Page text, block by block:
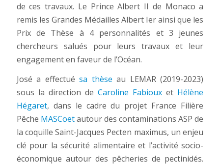
de ces travaux. Le Prince Albert II de Monaco a
remis les Grandes Médailles Albert Ier ainsi que les
Prix de Thèse à 4 personnalités et 3 jeunes
chercheurs salués pour leurs travaux et leur
engagement en faveur de l’Océan.
José a effectuésa thèse au LEMAR (2019-2023)
sous la direction deCaroline Fabioux et Hélène
Hégaret, dans le cadre du projet France Filière
Pêche MASCoetautour des contaminations ASP de
la coquille Saint-Jacques Pecten maximus, un enjeu
clé pour la sécurité alimentaire et l’activité socio-
économique autour des pêcheries de pectinidés.